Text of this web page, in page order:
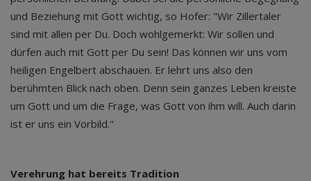
und Beziehung mit Gott wichtig, so Hofer: "Wir Zillertaler
sind mit allen per Du. Doch wohlgemerkt: Wir sollen und
dürfen auch mit Gott per Du sein! Das können wir uns vom
heiligen Engelbert abschauen. Er lehrt uns also den
berühmten Blick nach oben. Denn sein ganzes Leben kreiste
um Gott und um die Frage, was Gott von ihm will. Auch darin
ist er uns ein Vorbild."
Verehrung hat bereits Tradition